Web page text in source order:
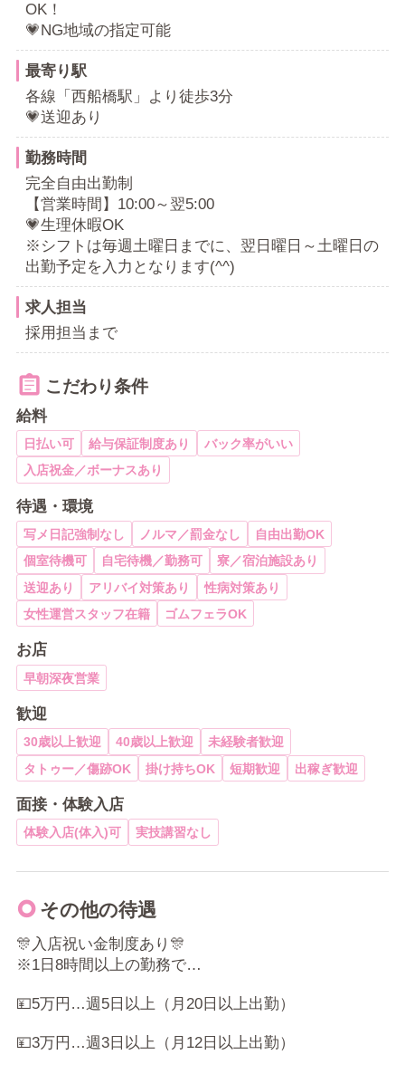
OK！
💗NG地域の指定可能
最寄り駅
各線「西船橋駅」より徒歩3分
💗送迎あり
勤務時間
完全自由出勤制
【営業時間】10:00～翌5:00
💗生理休暇OK
※シフトは毎週土曜日までに、翌日曜日～土曜日の
出勤予定を入力となります(^^)
求人担当
採用担当まで
こだわり条件
給料
日払い可 給与保証制度あり
バック率がいい
入店祝金／ボーナスあり
待遇・環境
写メ日記強制なし ノルマ／罰金なし
自由出勤OK
個室待機可
自宅待機／勤務可
寮／宿泊施設あり
送迎あり
アリバイ対策あり
性病対策あり
女性運営スタッフ在籍
ゴムフェラOK
お店
早朝深夜営業
歓迎
30歳以上歓迎 40歳以上歓迎
未経験者歓迎
タトゥー／傷跡OK
掛け持ちOK 短期歓迎 出稼ぎ歓迎
面接・体験入店
体験入店(体入)可 実技講習なし
その他の待遇
🎊入店祝い金制度あり🎊
※1日8時間以上の勤務で…
💴5万円…週5日以上（月20日以上出勤）
💴3万円…週3日以上（月12日以上出勤）